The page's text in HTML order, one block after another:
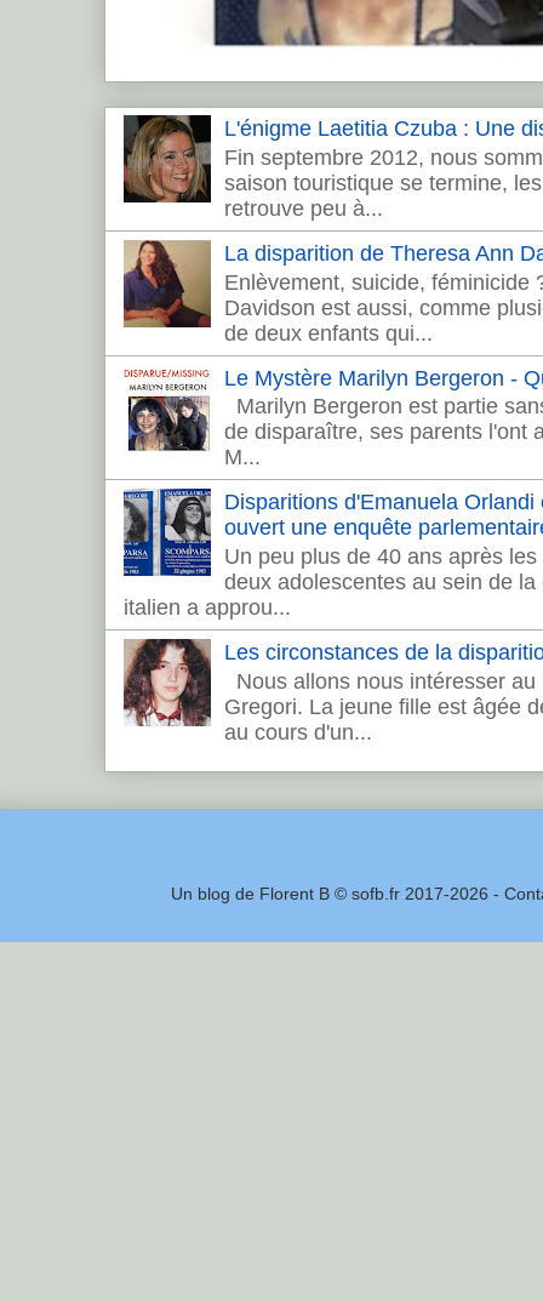
L'énigme Laetitia Czuba : Une
Fin septembre 2012, nous
saison touristique se termine,
retrouve peu à...
La disparition de Theresa Ann
Enlèvement, suicide, féminicide
Davidson est aussi, comme
de deux enfants qui...
Le Mystère Marilyn Bergeron -
Marilyn Bergeron est partie
de disparaître, ses parents l'ont
M...
Disparitions d'Emanuela
ouvert une enquête
Un peu plus de 40 ans après
deux adolescentes au sein de
italien a approu...
Les circonstances de la
Nous allons nous intéresser
Gregori. La jeune fille est âgée
au cours d'un...
Un blog de Florent B © sofb.fr 2017-2026 -